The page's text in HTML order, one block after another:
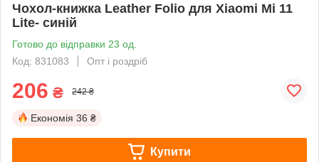
Чохол-книжка Leather Folio для Xiaomi Mi 11
Lite- синій
Готово до відправки 23 од.
Код: 831083
Опт і роздріб
206 ₴ 242 ₴
Економія 36 ₴
Купити